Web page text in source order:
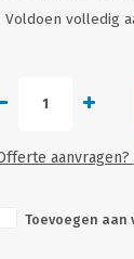
Voldoen volledig
Toevoegen